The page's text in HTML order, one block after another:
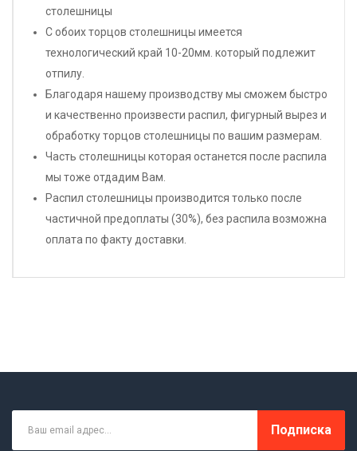
столешницы
С обоих торцов столешницы имеется
технологический край 10-20мм. который подлежит
отпилу.
Благодаря нашему производству мы сможем быстро
и качественно произвести распил, фигурный вырез и
обработку торцов столешницы по вашим размерам.
Часть столешницы которая останется после распила
мы тоже отдадим Вам.
Распил столешницы производится только после
частичной предоплаты (30%), без распила возможна
оплата по факту доставки.
Подписка